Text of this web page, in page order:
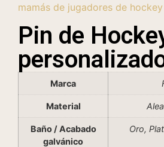
mamás de jugadores de hockey
Pin de
Marca
Material
Baño / Acabado
galvánico
Oro,